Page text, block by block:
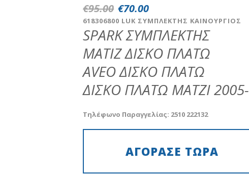
€95.00 Original
price
was:
€95.00.
€70.00Η
τρέχουσα
τιμή
είναι:
€70.00.
618306800 LUK ΣΥΜΠΛΕΚΤΗΣ ΚΑΙΝΟΥΡΓΙΟΣ
SPARK ΣΥΜΠΛΕΚΤΗΣ
ΜΑΤΙΖ ΔΙΣΚΟ ΠΛΑΤΩ
ΑVEO ΔΙΣΚΟ ΠΛΑΤΩ
ΔΙΣΚΟ ΠΛΑΤΩ ΜΑΤΖΙ 2005-
Τηλέφωνο Παραγγελίας: 2510 222132